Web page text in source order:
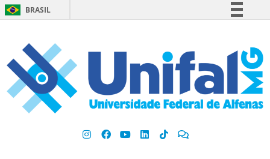
BRASIL
Participe
Acesso à informação
Legislação